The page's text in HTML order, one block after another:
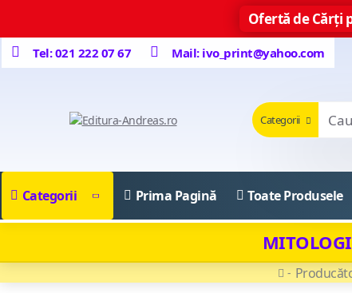
Ofertă de Cărți
Tel: 021 222 07 67 Mail: ivo_print@yahoo.com
Categorii
Categorii Prima Pagină Toate Produsele